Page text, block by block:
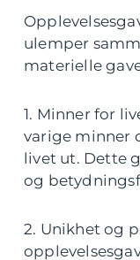
ulemper
materielle
1. Minner for
varige minner
livet ut. Dette
og
2. Unikhet og